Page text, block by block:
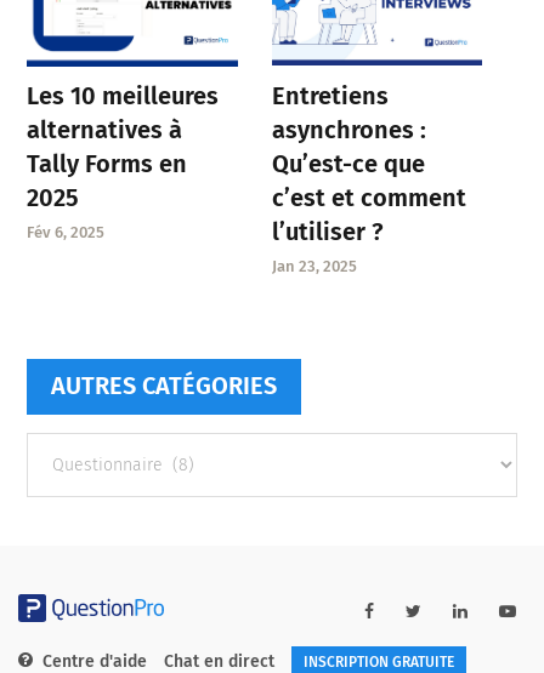
Les 10 meilleures
alternatives à
Tally Forms en
2025
Fév 6, 2025
Entretiens
asynchrones :
Qu’est-ce que
c’est et comment
l’utiliser ?
Jan 23, 2025
AUTRES CATÉGORIES
catégories
Centre d'aide Chat en direct INSCRIPTION GRATUITE